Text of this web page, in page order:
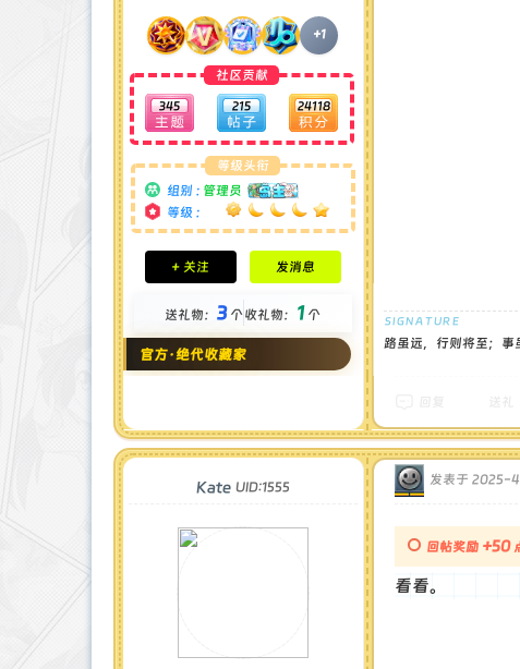
+1
社区贡献
345 215 24118
等级头衔
组别 : 管理员
等级 :
积分成就
钻石 : 185 颗
金币 : 4 枚
在线时间 : 1951 小时
注册时间 : 2024-11-22
最后登录 : 2026-8-4
+ 关注 发消息
送礼物： 3个收礼物： 1 个
官方·绝代收藏家
路虽远，行则将至；事
Kate UID:1555 发表于 2025-
回帖奖励 +50
看看。